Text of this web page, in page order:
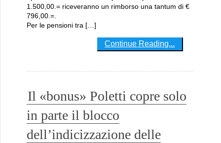
1.500,00.= riceveranno un rimborso una tantum di €
796,00.=.
Per le pensioni tra […]
Continue Reading...
Il «bonus» Poletti copre solo
in parte il blocco
dell’indicizzazione delle